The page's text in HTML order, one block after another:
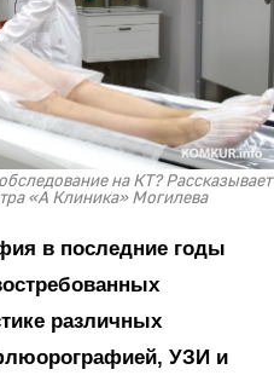
на КТ? Рассказывает
«А Клиника» Могилева
в последние годы
различных
УЗИ и